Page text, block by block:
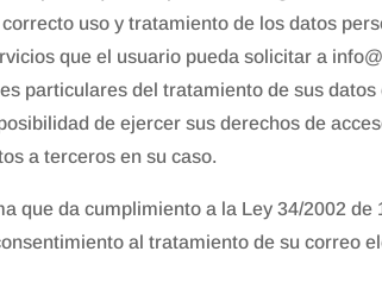
uso y tratamiento de los datos
que el usuario pueda solicitar a
particulares del tratamiento de sus
de ejercer sus derechos de
a terceros en su caso.
que da cumplimiento a la Ley 34/2002
al tratamiento de su correo